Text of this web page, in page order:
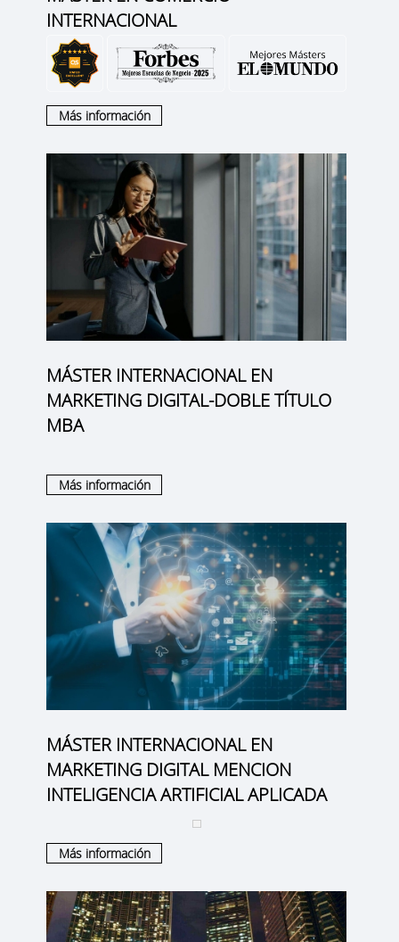
INTERNACIONAL
Más información
MÁSTER INTERNACIONAL EN
MARKETING DIGITAL-DOBLE TÍTULO
MBA
Más información
MÁSTER INTERNACIONAL EN
MARKETING DIGITAL MENCION
INTELIGENCIA ARTIFICIAL APLICADA
Más información